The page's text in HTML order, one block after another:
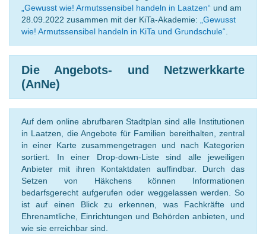
„Gewusst wie! Armutssensibel handeln in Laatzen“ und am
28.09.2022 zusammen mit der KiTa-Akademie: „Gewusst
wie! Armutssensibel handeln in KiTa und Grundschule“.
Die Angebots- und Netzwerkkarte
(AnNe)
Auf dem online abrufbaren Stadtplan sind alle Institutionen
in Laatzen, die Angebote für Familien bereithalten, zentral
in einer Karte zusammengetragen und nach Kategorien
sortiert. In einer Drop-down-Liste sind alle jeweiligen
Anbieter mit ihren Kontaktdaten auffindbar. Durch das
Setzen von Häkchens können Informationen
bedarfsgerecht aufgerufen oder weggelassen werden. So
ist auf einen Blick zu erkennen, was Fachkräfte und
Ehrenamtliche, Einrichtungen und Behörden anbieten, und
wie sie erreichbar sind.